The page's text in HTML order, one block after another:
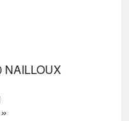
NAILLOUX